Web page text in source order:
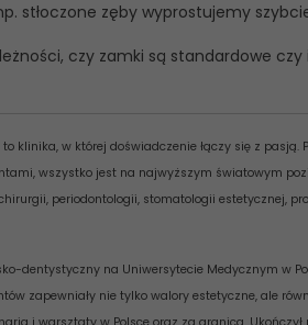
stłoczone zęby wyprostujemy
czy zamki są standardowe
to klinika, w której doświadczenie łączy się z pasją.
wszystko jest na najwyższym światowym
periodontologii, stomatologii estetycznej,
dentystyczny na Uniwersytecie Medycznym w
zapewniały nie tylko walory estetyczne, ale